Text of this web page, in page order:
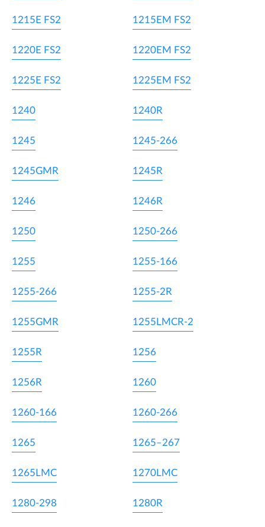
1215E FS2 1215EM FS2
1220E FS2 1220EM FS2
1225E FS2 1225EM FS2
1240 1240R
1245 1245-266
1245GMR 1245R
1246 1246R
1250 1250-266
1255 1255-166
1255-266 1255-2R
1255GMR 1255LMCR-2
1255R 1256
1256R 1260
1260-166 1260-266
1265 1265–267
1265LMC 1270LMC
1280-298 1280R